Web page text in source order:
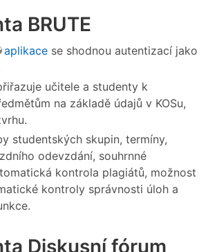
BRUTE
aplikace se shodnou autentizací jako
učitele a studenty k
na základě údajů v KOSu,
studentských skupin, termíny,
odevzdání, souhrnné
kontrola plagiátů, možnost
kontroly správnosti úloh a
Diskusní fórum